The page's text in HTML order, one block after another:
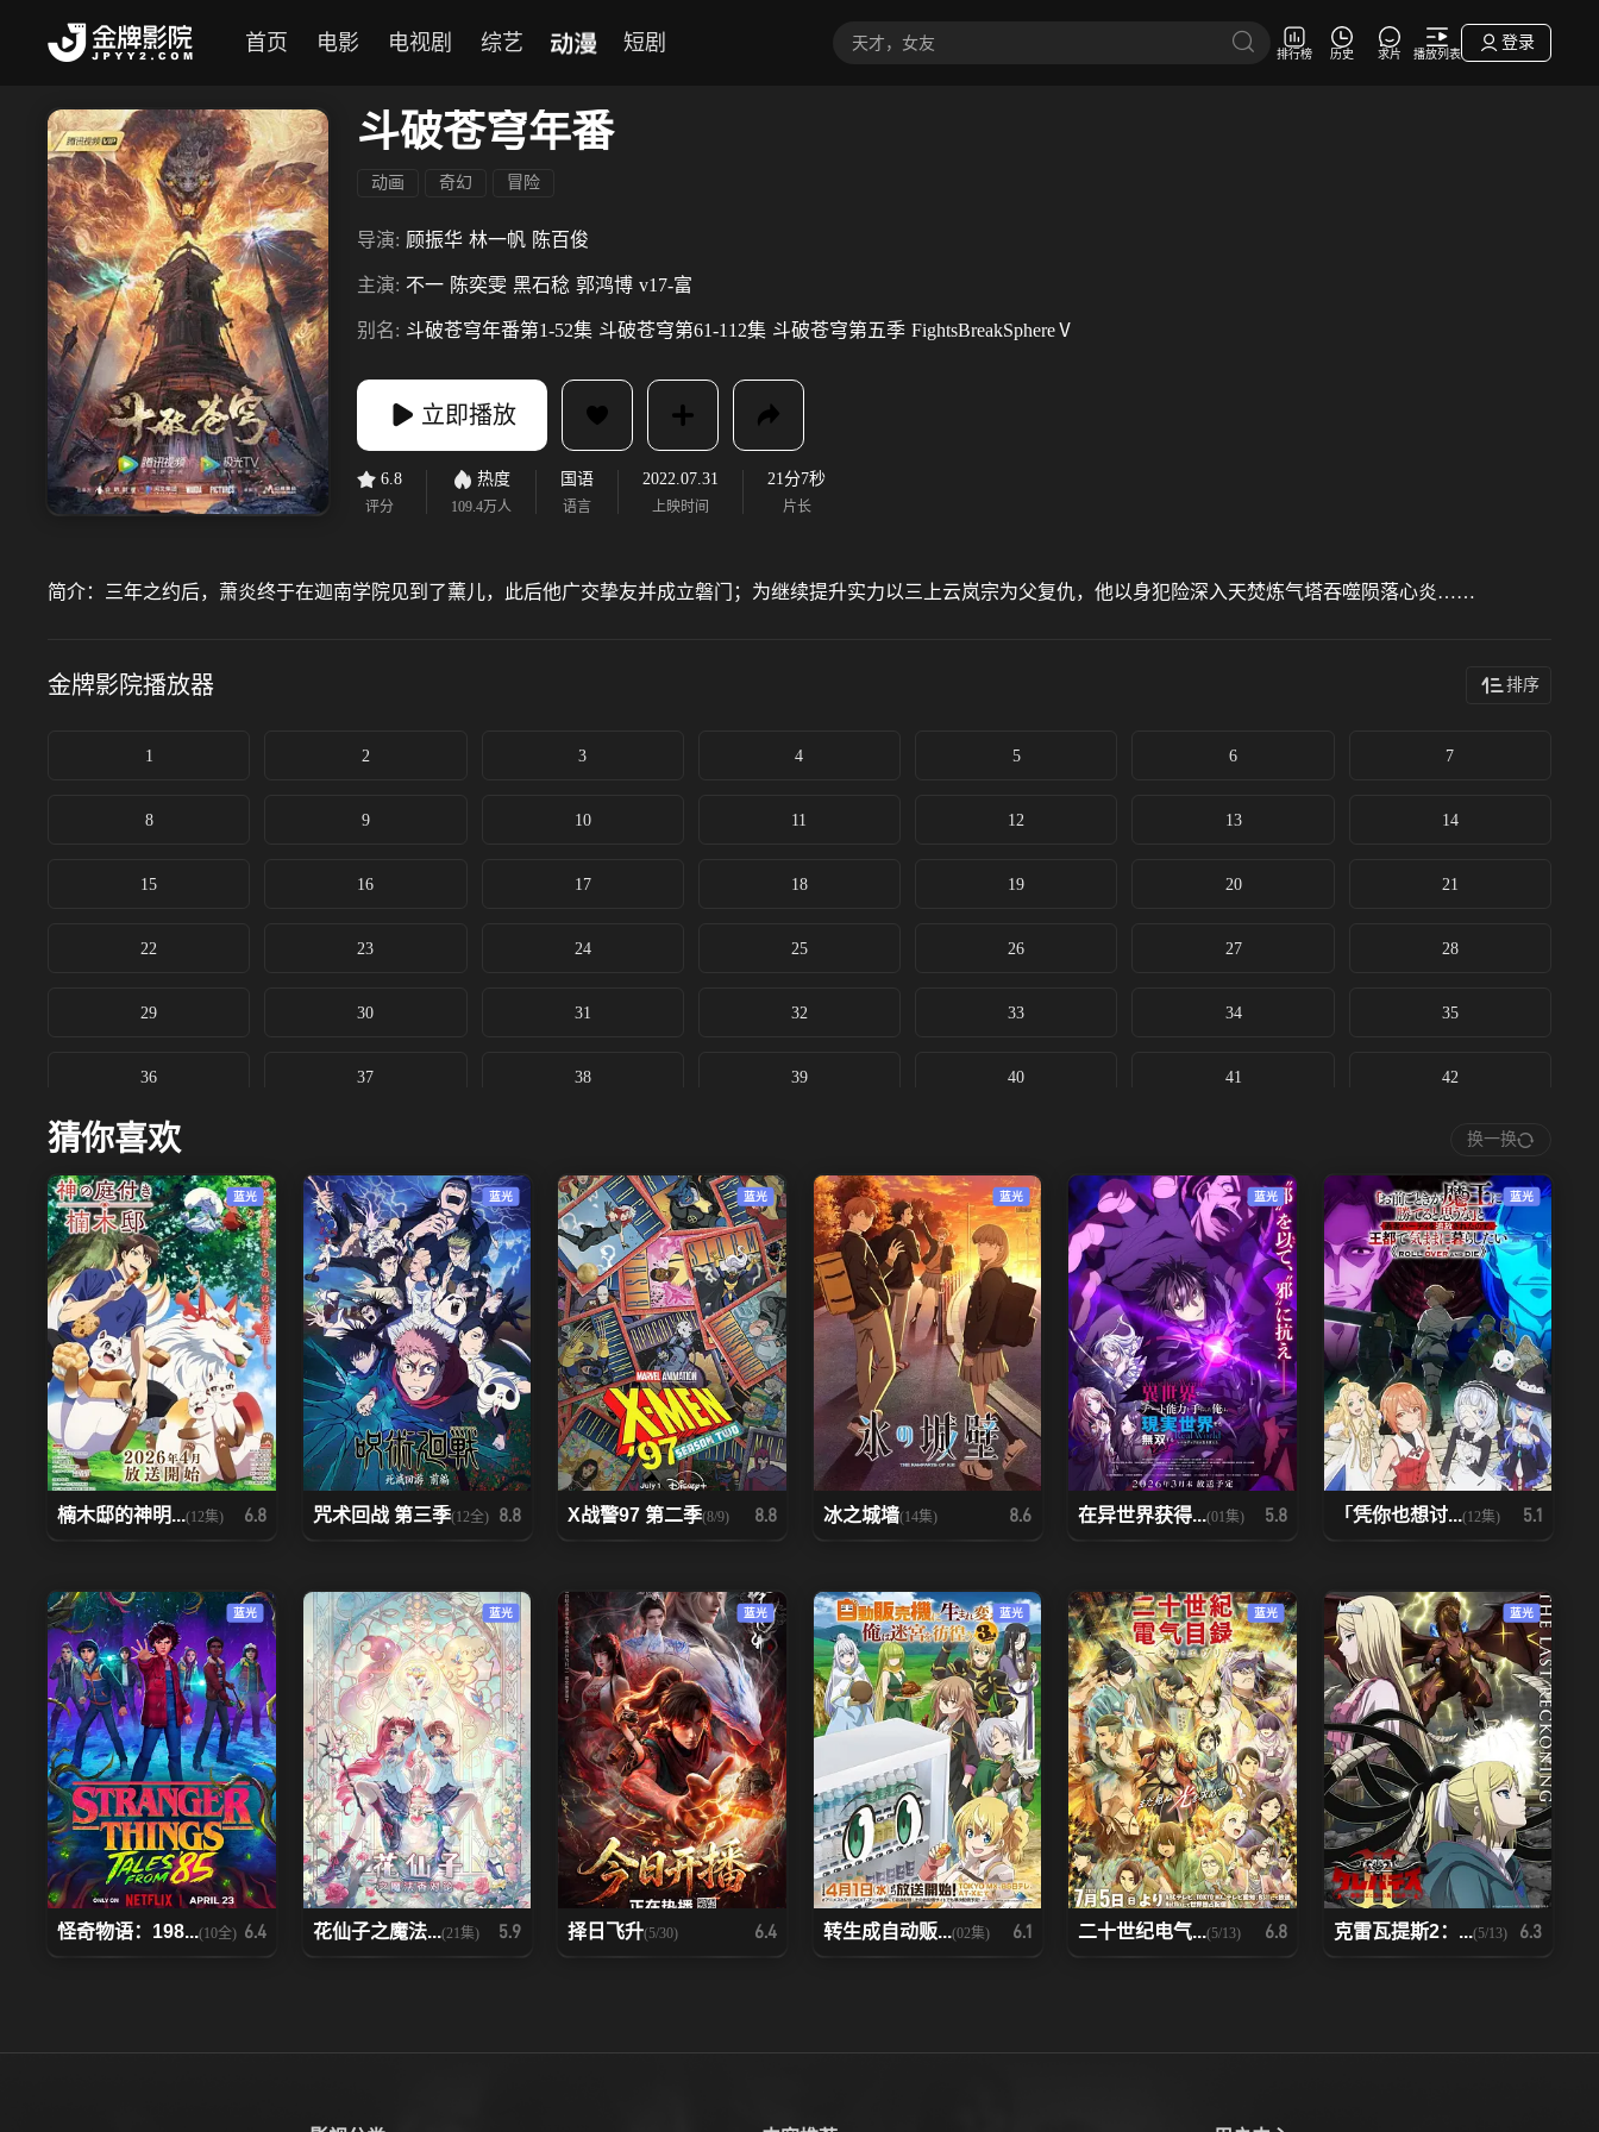
首页 电影 电视剧 综艺 动漫 短剧 排行榜 历史 求片 播放列表
登录
斗破苍穹年番
动画 奇幻 冒险
导演: 顾振华 林一帆 陈百俊
主演: 不一 陈奕雯 黑石稔 郭鸿博 v17-富
别名: 斗破苍穹年番第1-52集 斗破苍穹第61-112集 斗破苍穹第五季 FightsBreakSphereⅤ
立即播放
6.8
评分
热度
109.4万人
国语
语言
2022.07.31
上映时间
21分7秒
片长
简介： 三年之约后，萧炎终于在迦南学院见到了薰儿，此后他广交挚友并成立磐门；为继续提升实力以三上云岚宗为父复仇，他以身犯险深入天焚炼气塔吞噬陨落心炎……
金牌影院播放器 排序
1 2 3 4 5 6 7
8 9 10 11 12 13 14
15 16 17 18 19 20 21
22 23 24 25 26 27 28
29 30 31 32 33 34 35
36 37 38 39 40 41 42
43
50 51 52 54 55 56
57 58 59 61 62 63
64 65 66 69 70
71 72 73 75 76 77
78 79 80 82 83 84
85 86 87 89 90 91
92 93 96 97 98
99 100 101 103 104 105
106 107 108 110 111 112
113 114 115 117 118 119
120 121 122 124 125 126
127 128 131 132 133
猜你喜欢 换一换
蓝光
楠木邸的神明...(12集) 6.8
蓝光
咒术回战 第三季(12全) 8.8
蓝光
X战警97 第二季(8/9) 8.8
蓝光
冰之城墙(14集) 8.6
蓝光
在异世界获得...(01集) 5.8
蓝光
「凭你也想讨...(12集) 5.1
蓝光
怪奇物语：198...(10全) 6.4
蓝光
花仙子之魔法...(21集) 5.9
蓝光
择日飞升(5/30) 6.4
蓝光
转生成自动贩...(02集) 6.1
蓝光
二十世纪电气...(5/13) 6.8
蓝光
克雷瓦提斯2：...(5/13) 6.3